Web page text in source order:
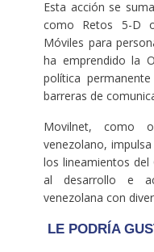
Esta acción se
como Retos 5-D
Móviles para
ha emprendido la
política
barreras de
Movilnet, como
venezolano,
los lineamientos del
al desarrollo e
venezolana con